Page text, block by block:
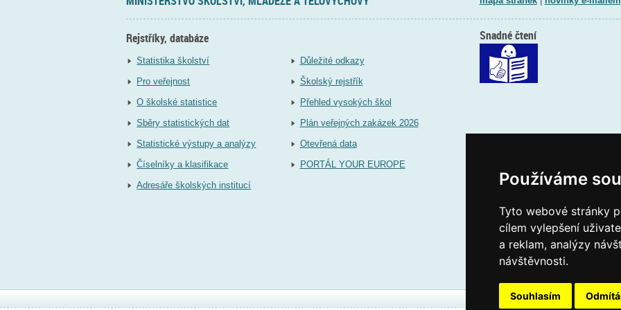
Používáme
Tyto webové stránky
cílem vylepšení
a reklam, analýzy
návštěvnosti.
Souhlasím
Rejstříky, databáze
Statistika školství
Pro veřejnost
O školské statistice
Sběry statistických dat
Statistické výstupy a analýzy
Číselníky a klasifikace
Adresáře školských institucí
Důležité odkazy
Školský rejstřík
Přehled vysokých škol
Plán veřejných zakázek 2026
Otevřená data
PORTÁL YOUR EUROPE
Snadné čtení